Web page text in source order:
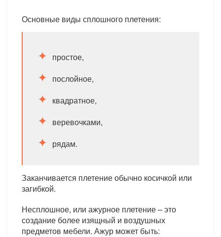
Основные виды сплошного плетения:
простое,
послойное,
квадратное,
веревочками,
рядам.
Заканчивается плетение обычно косичкой или
загибкой.
Несплошное, или ажурное плетение – это
создание более изящный и воздушных
предметов мебели. Ажур может быть: